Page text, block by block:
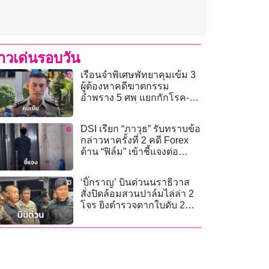
วเด่นรอบวัน
เรือนจำพิเศษพัทยาคุมเข้ม 3
ผู้ต้องหาคดีฆาตกรรม
อำพราง 5 ศพ แยกกักโรค-
DSI เรียก “ภาวุธ” รับทราบข้อ
กล่าวหาครั้งที่ 2 คดี Forex
ด้าน “ฟิล์ม” เข้าชี้แจงต่อ
‘บิ๊กราญ’ บินด่วนนราธิวาส
สั่งปิดล้อมสวนปาล์มไล่ล่า 2
โจร ยิงตำรวจตากใบดับ 2